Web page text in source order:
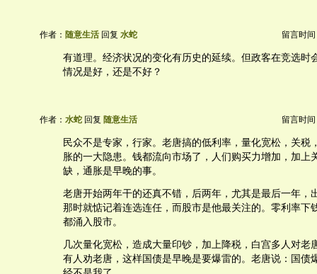
作者： 随意生活 回复 水蛇 留言时间
有道理。经济状况的变化有历史的延续。但政客在竞选时
情况是好，还是不好？
作者： 水蛇 回复 随意生活 留言时间
民众不是专家，行家。老唐搞的低利率，量化宽松，关税
胀的一大隐患。钱都流向市场了，人们购买力增加，加上
缺，通胀是早晚的事。
老唐开始两年干的还真不错，后两年，尤其是最后一年，
那时就惦记着连选连任，而股市是他最关注的。零利率下
都涌入股市。
几次量化宽松，造成大量印钞，加上降税，白宫多人对老
有人劝老唐，这样国债是早晚是要爆雷的。老唐说：国债